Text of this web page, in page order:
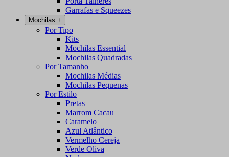
Garrafas e Squeezes
Mochilas +
Por Tipo
Kits
Mochilas Essential
Mochilas Quadradas
Por Tamanho
Mochilas Médias
Mochilas Pequenas
Por Estilo
Pretas
Marrom Cacau
Caramelo
Azul Atlântico
Vermelho Cereja
Verde Oliva